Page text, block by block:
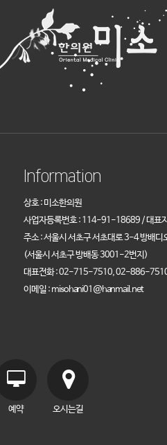
Information
상호 : 미소한의원
사업자등록번호 : 114-91-18689 / 대표
주소 : 서울시 서초구 서초대로 3-4 방배
(서울시 서초구 방배동 3001-2번지)
대표전화 : 02-715-7510, 02-886-
이메일 : misohani01@hanmail.net
예약 오시는길